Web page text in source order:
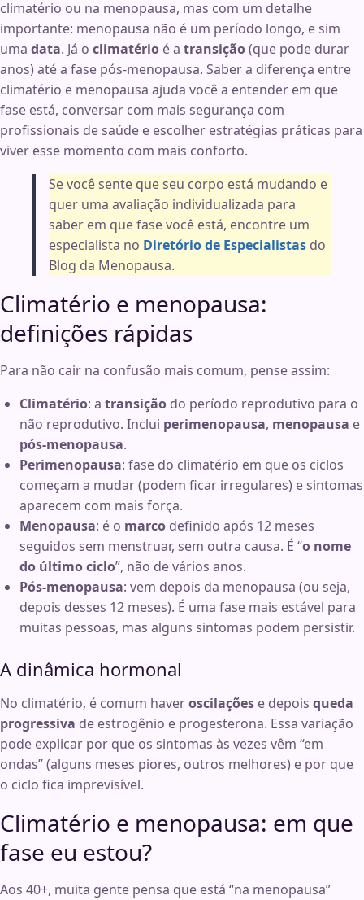
climatério ou na menopausa, mas com um detalhe
importante: menopausa não é um período longo, e sim
uma data. Já o climatério é a transição(que pode durar
anos) até a fase pós-menopausa. Saber a diferença entre
climatério e menopausa ajuda você a entender em que
fase está, conversar com mais segurança com
profissionais de saúde e escolher estratégias práticas para
viver esse momento com mais conforto.
Se você sente que seu corpo está mudando e
quer uma avaliação individualizada para
saber em que fase você está, encontre um
especialista no Diretório de Especialistas do
Blog da Menopausa.
Climatério e menopausa:
definições rápidas
Para não cair na confusão mais comum, pense assim:
Climatério: a transição do período reprodutivo para o
não reprodutivo. Inclui perimenopausa, menopausa e
pós-menopausa.
Perimenopausa: fase do climatério em que os ciclos
começam a mudar (podem ficar irregulares) e sintomas
aparecem com mais força.
Menopausa: é o marco definido após 12 meses
seguidos sem menstruar, sem outra causa. É “o nome
do último ciclo”, não de vários anos.
Pós-menopausa: vem depois da menopausa (ou seja,
depois desses 12 meses). É uma fase mais estável para
muitas pessoas, mas alguns sintomas podem persistir.
A dinâmica hormonal
No climatério, é comum haveroscilações e depois queda
progressiva de estrogênio e progesterona. Essa variação
pode explicar por que os sintomas às vezes vêm “em
ondas” (alguns meses piores, outros melhores) e por que
o ciclo fica imprevisível.
Climatério e menopausa: em que
fase eu estou?
Aos 40+, muita gente pensa que está “na menopausa”